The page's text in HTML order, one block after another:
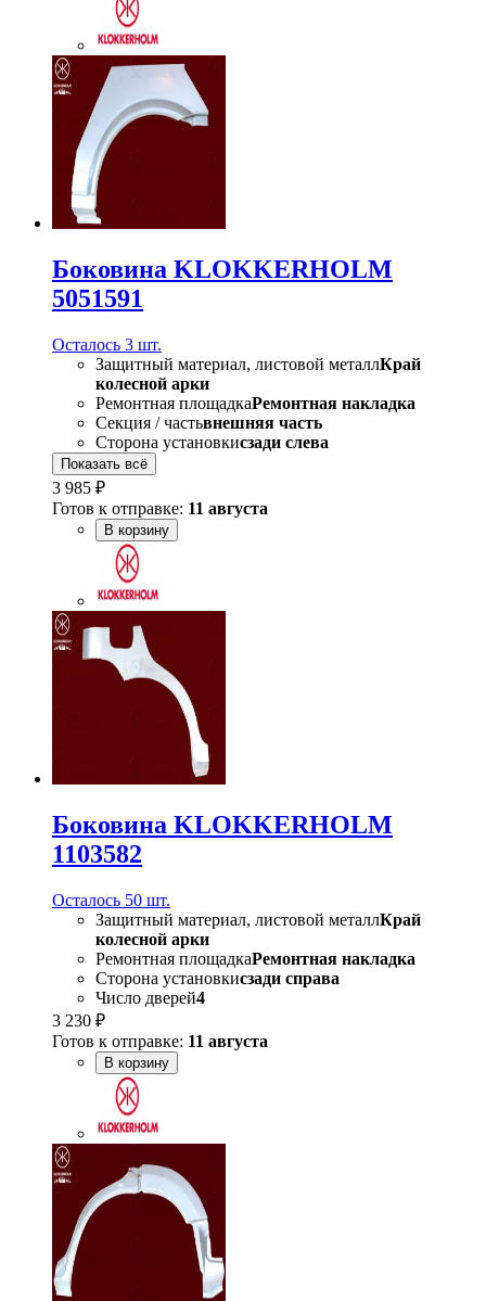
Боковина KLOKKERHOLM
5051591
Осталось 3 шт.
Защитный материал, листовой металлКрай
колесной арки
Ремонтная площадкаРемонтная накладка
Секция / частьвнешняя часть
Сторона установкисзади слева
Показать всё
3 985 ₽
Готов к отправке: 11 августа
В корзину
Боковина KLOKKERHOLM
1103582
Осталось 50 шт.
Защитный материал, листовой металлКрай
колесной арки
Ремонтная площадкаРемонтная накладка
Сторона установкисзади справа
Число дверей4
3 230 ₽
Готов к отправке: 11 августа
В корзину